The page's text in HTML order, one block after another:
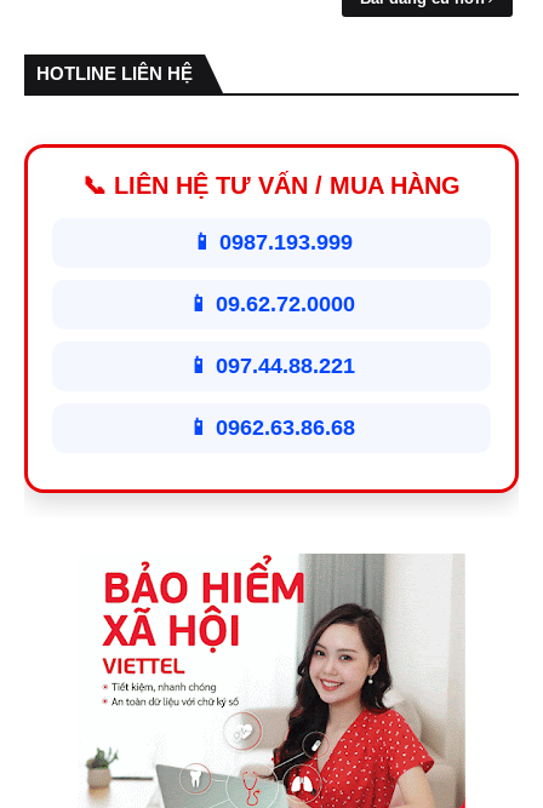
HOTLINE LIÊN HỆ
📞 LIÊN HỆ TƯ VẤN / MUA HÀNG
📱 0987.193.999
📱 09.62.72.0000
📱 097.44.88.221
📱 0962.63.86.68